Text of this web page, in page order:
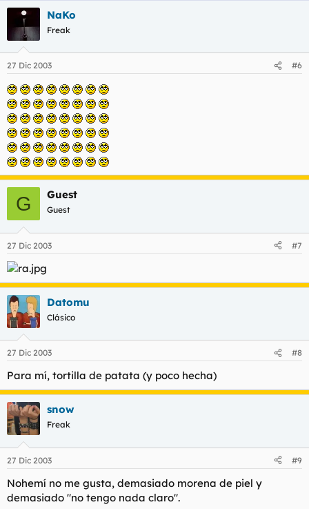
NaKo
Freak
27 Dic 2003 #6
G Guest
Guest
27 Dic 2003 #7
Datomu
Clásico
27 Dic 2003 #8
Para mí, tortilla de patata (y poco hecha)
snow
Freak
27 Dic 2003 #9
Nohemí no me gusta, demasiado morena de piel y
demasiado "no tengo nada claro".